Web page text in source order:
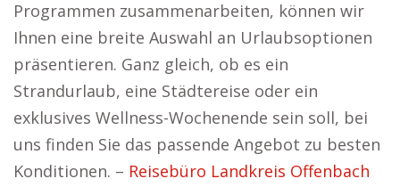
Programmen zusammenarbeiten, können wir
Ihnen eine breite Auswahl an Urlaubsoptionen
präsentieren. Ganz gleich, ob es ein
Strandurlaub, eine Städtereise oder ein
exklusives Wellness-Wochenende sein soll, bei
uns finden Sie das passende Angebot zu besten
Konditionen. – Reisebüro Landkreis Offenbach